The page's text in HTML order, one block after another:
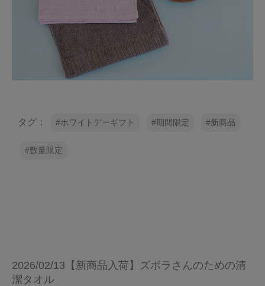
タグ： ホワイトデーギフト 期間限定 新商品
数量限定
2026/02/13【新商品入荷】ズボラさんのための清
潔タオル